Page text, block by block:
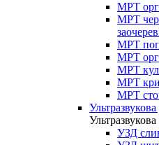
МРТ
МРТ
МРТ
МРТ
МРТ
МРТ
МРТ
УЗД